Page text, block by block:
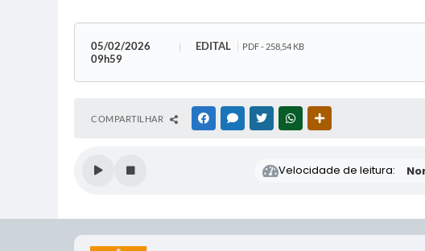
05/02/2026
09h59
EDITAL PDF - 258,54 KB
COMPARTILHAR FACEBOOKMESSENGER
TWITTERWHATSAPP
Velocidade de leitura: